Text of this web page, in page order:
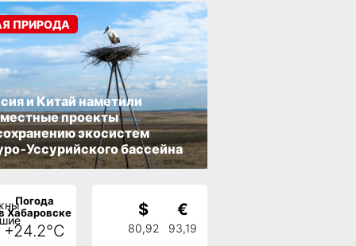
и Китай наметили
проекты
экосистем
бассейна
ПРИРОДА
Погода
Хабаровске
+24.2°C
$
80,92
€
93,19